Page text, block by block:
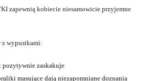
zapewnią kobiecie niesamowicie przyjemne
z wypustkami:
zaskakuje
masujące dają niezapomniane doznania